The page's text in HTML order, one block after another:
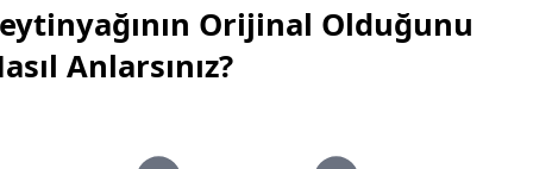
Orijinal Olduğunu
Anlarsınız?